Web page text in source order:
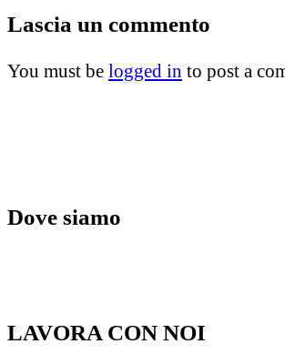
Lascia un commento
You must be logged in to post a
Dove siamo
LAVORA CON NOI